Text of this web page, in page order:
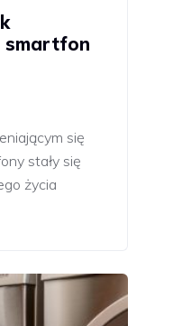
smartfon
się
stały się
życia